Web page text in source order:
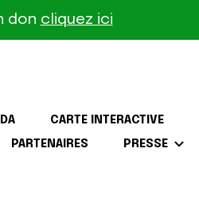
don cliquez ici
CARTE INTERACTIVE
PARTENAIRES PRESSE